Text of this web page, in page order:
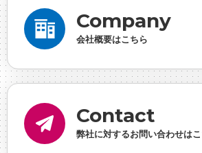
ラム愛
事業実績
#事業紹介 #仕事紹介
#休業日
らん
#健康企業宣言 #健康優良法
理・ゲームPM
#勉強会
に理解した
Company
会社概要はこちら
Contact
弊社に対するお問い合わせは